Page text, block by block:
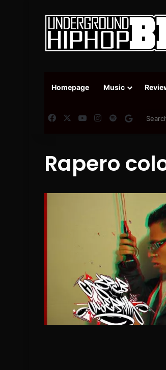
Homepage Music
FacebookYouTubeInstagram
SpotifyGoogle
Rapero